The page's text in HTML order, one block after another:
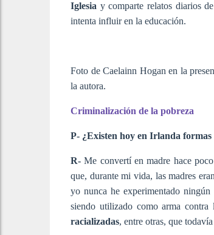
Iglesia y comparte relatos diarios
intenta influir en la educación.
Foto de Caelainn Hogan en la
la autora.
Criminalización de la pobreza
P- ¿Existen hoy en Irlanda formas
R- Me convertí en madre hace
que, durante mi vida, las madres
yo nunca he experimentado
siendo utilizado como arma contra
racializadas, entre otras, que